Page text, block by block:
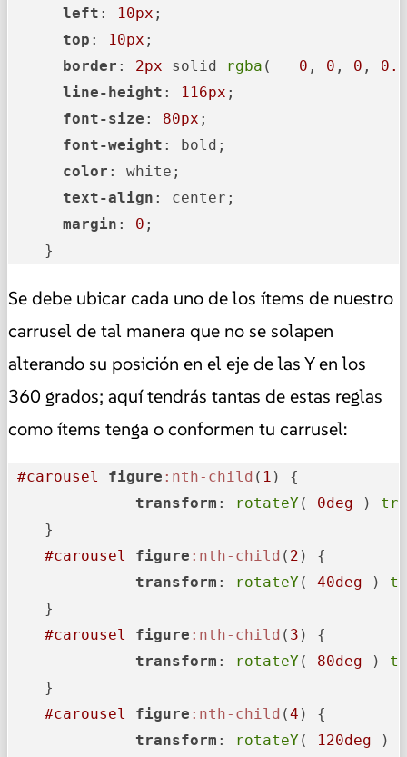
left : 10px ;
top : 10px ;
border : 2px solid rgba ( 0 , 0 , 0 , 0.8
line-height : 116px ;
font-size : 80px ;
font-weight : bold;
color : white;
text-align : center;
margin : 0 ;
    }
Se debe ubicar cada uno de los ítems de nuestro
carrusel de tal manera que no se solapen
alterando su posición en el eje de las Y en los
360 grados; aquí tendrás tantas de estas reglas
como ítems tenga o conformen tu carrusel:
#carousel figure :nth-child ( 1 ) {
transform : rotateY( 0deg )
    }
#carousel
figure :nth-child ( 2 ) {
transform : rotateY( 40deg )
    }
#carousel
figure :nth-child ( 3 ) {
transform : rotateY( 80deg )
    }
#carousel
figure :nth-child (4 ) {
transform : rotateY( 120deg )